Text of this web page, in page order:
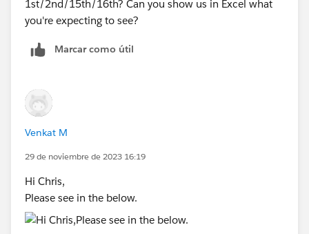
1st/2nd/15th/16th? Can you show us in Excel what
you're expecting to see?
Marcar como útil
Venkat M
29 de noviembre de 2023 16:19
Hi Chris,
Please see in the below.